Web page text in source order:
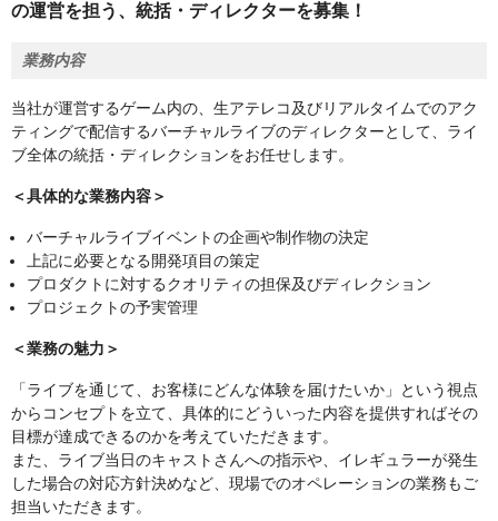
の運営を担う、統括・ディレクターを募集！
業務内容
当社が運営するゲーム内の、生アテレコ及びリアルタイムでのアク
ティングで配信するバーチャルライブのディレクターとして、ライ
ブ全体の統括・ディレクションをお任せします。
＜具体的な業務内容＞
バーチャルライブイベントの企画や制作物の決定
上記に必要となる開発項目の策定
プロダクトに対するクオリティの担保及びディレクション
プロジェクトの予実管理
＜業務の魅力＞
「ライブを通じて、お客様にどんな体験を届けたいか」という視点
からコンセプトを立て、具体的にどういった内容を提供すればその
目標が達成できるのかを考えていただきます。
また、ライブ当日のキャストさんへの指示や、イレギュラーが発生
した場合の対応方針決めなど、現場でのオペレーションの業務もご
担当いただきます。